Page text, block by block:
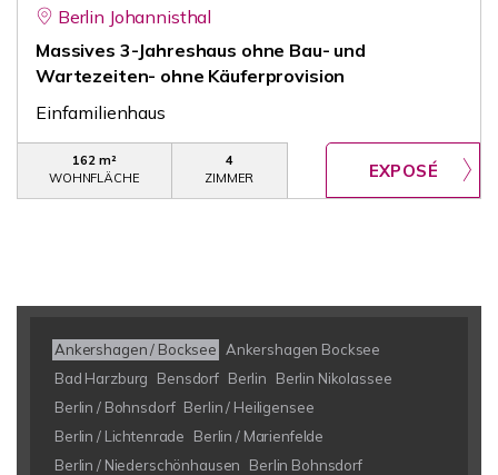
Berlin Johannisthal
Massives 3-Jahreshaus ohne Bau- und
Wartezeiten- ohne Käuferprovision
Einfamilienhaus
162 m²
WOHNFLÄCHE
4
ZIMMER
Ankershagen / Bocksee
Ankershagen Bocksee
Bad Harzburg
Bensdorf Berlin
Berlin Nikolassee
Berlin / Bohnsdorf Berlin / Heiligensee
Berlin / Lichtenrade
Berlin / Marienfelde
Berlin / Niederschönhausen
Berlin Bohnsdorf